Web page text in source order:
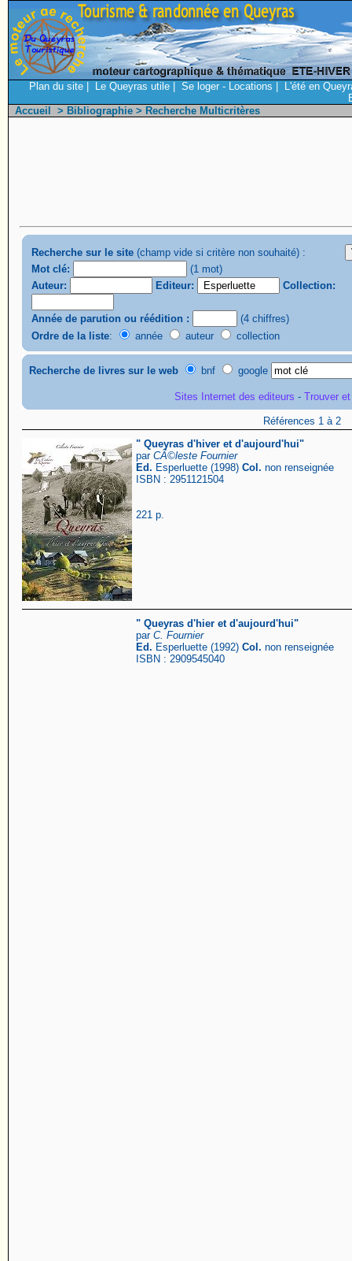
Plan du site Le Queyras utile Se loger - Locations
L'été en
Accueil
> Bibliographie > Recherche Multicritères
Recherche sur le site (champ vide si critère non souhaité) :
Mot clé:
(1 mot)
Auteur:
Editeur: Collection:
Année de parution ou réédition :
(4 chiffres)
Ordre de la liste: année auteur collection
Recherche de livres sur le web bnf google
Sites Internet des editeurs - Trouver
Références 1 à 2
" Queyras d'hiver et d'aujourd'hui"
par CÃ©leste Fournier
Ed. Esperluette (1998) Col. non renseignée
ISBN : 2951121504
221 p.
" Queyras d'hier et d'aujourd'hui"
par C. Fournier
Ed. Esperluette (1992) Col. non renseignée
ISBN : 2909545040